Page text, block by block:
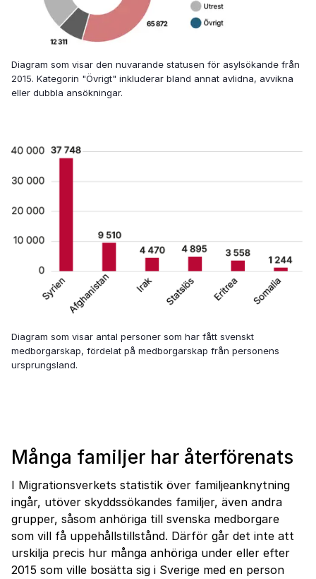
Diagram som visar den nuvarande statusen för asylsökande från
2015. Kategorin "Övrigt" inkluderar bland annat avlidna, avvikna
eller dubbla ansökningar.
Diagram som visar antal personer som har fått svenskt
medborgarskap, fördelat på medborgarskap från personens
ursprungsland.
Många familjer har återförenats
I Migrationsverkets statistik över familjeanknytning
ingår, utöver skyddssökandes familjer, även andra
grupper, såsom anhöriga till svenska medborgare
som vill få uppehållstillstånd. Därför går det inte att
urskilja precis hur många anhöriga under eller efter
2015 som ville bosätta sig i Sverige med en person